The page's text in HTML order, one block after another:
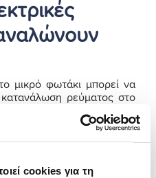
cookies για τη
μικρό φωτάκι μπορεί να
κατανάλωση ρεύματος στο
εξοικονομήσεις και από
μιας που έτσι